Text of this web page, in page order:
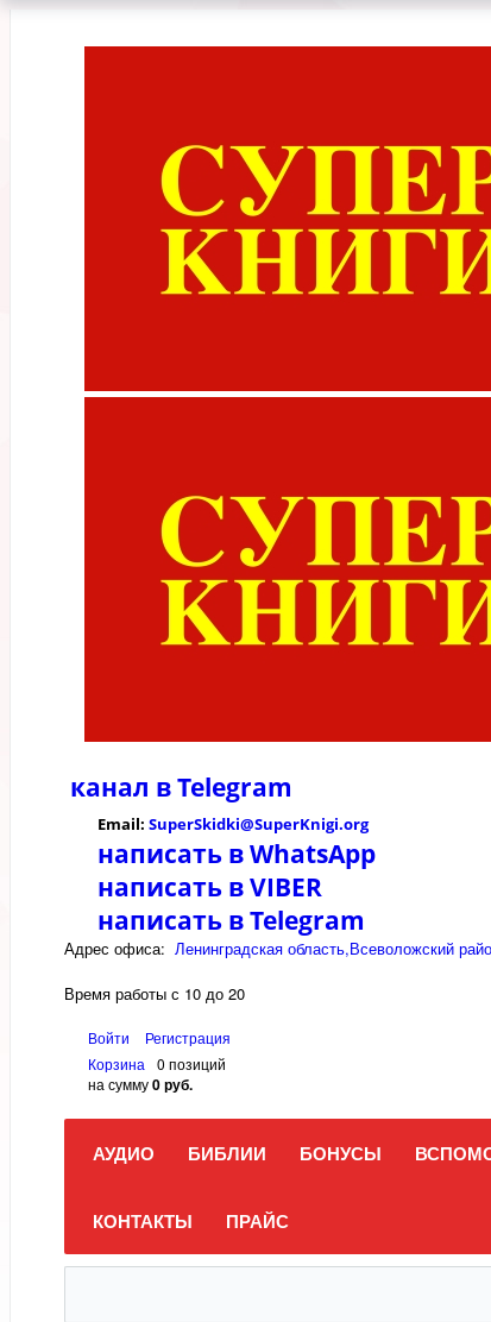
канал вTelegram
Email: SuperSkidki@SuperKnigi.org
написать в WhatsApp
написать в VIBER
написать в Telegram
Адрес офиса: Ленинградская область,Всеволожский
Время работы с 10 до 20
Войти
Регистрация
Корзина
0 позиций
на сумму0 руб.
АУДИО БИБЛИИ БОНУСЫ
КОНТАКТЫ ПРАЙС